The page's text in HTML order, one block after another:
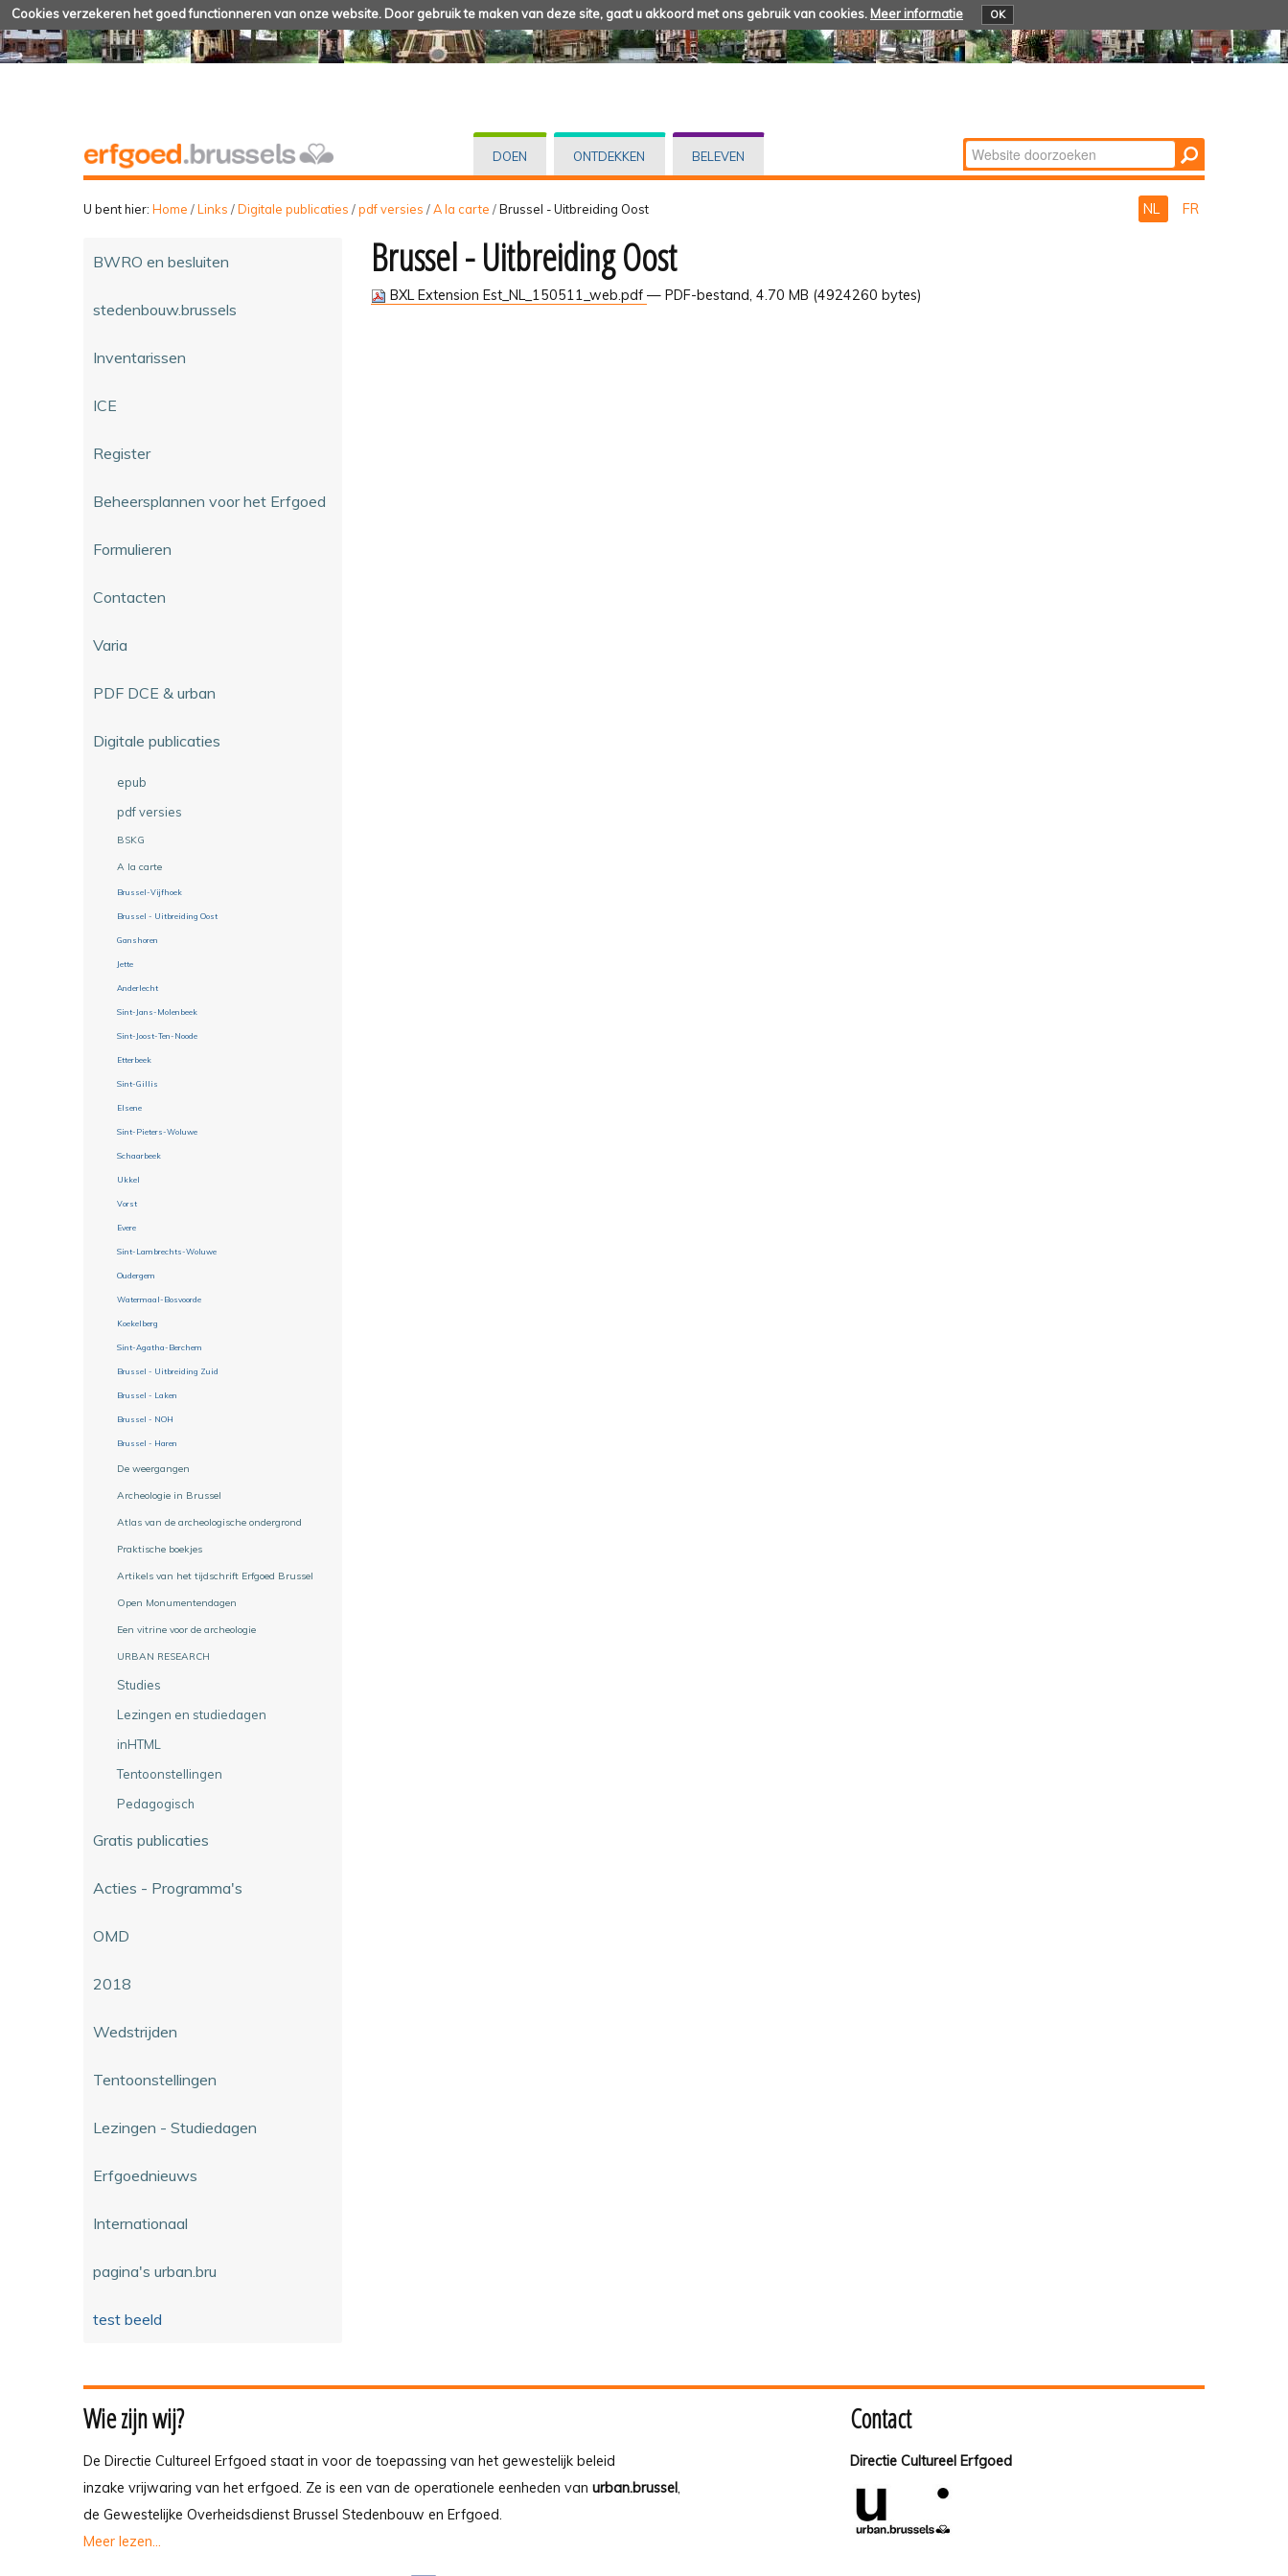
Cookies verzekeren het goed functionneren van onze website. Door gebruik te maken van deze site, gaat u akkoord met ons gebruik van cookies. Meer informatie OK
DOEN ONTDEKKEN BELEVEN Zoek
Geavanceerd
U bent hier: Home /Links /Digitale publicaties /pdf versies /A la carte /Brussel - Uitbreiding Oost NL FR
BWRO en besluiten
stedenbouw.brussels
Inventarissen
ICE
Register
Beheersplannen voor het Erfgoed
Formulieren
Contacten
Varia
PDF DCE & urban
Digitale publicaties
epub
pdf versies
BSKG
A la carte
Brussel-Vijfhoek
Brussel - Uitbreiding Oost
Ganshoren
Jette
Anderlecht
Sint-Jans-Molenbeek
Sint-Joost-Ten-Noode
Etterbeek
Sint-Gillis
Elsene
Sint-Pieters-Woluwe
Schaarbeek
Ukkel
Vorst
Evere
Sint-Lambrechts-Woluwe
Oudergem
Watermaal-Bosvoorde
Koekelberg
Sint-Agatha-Berchem
Brussel - Uitbreiding Zuid
Brussel - Laken
Brussel - NOH
Brussel - Haren
De weergangen
Archeologie in Brussel
Atlas van de archeologische ondergrond
Praktische boekjes
Artikels van het tijdschrift Erfgoed Brussel
Open Monumentendagen
Een vitrine voor de archeologie
URBAN RESEARCH
Studies
Lezingen en studiedagen
inHTML
Tentoonstellingen
Pedagogisch
Gratis publicaties
Acties - Programma's
OMD
2018
Wedstrijden
Tentoonstellingen
Lezingen - Studiedagen
Erfgoednieuws
Internationaal
pagina's urban.bru
test beeld
Brussel - Uitbreiding Oost
BXL Extension Est_NL_150511_web.pdf — PDF-bestand, 4.70 MB (4924260 bytes)
Wie zijn wij?
De Directie Cultureel Erfgoed staat in voor de toepassing van het gewestelijk beleid
inzake vrijwaring van het erfgoed. Ze is een van de operationele eenheden van urban.brussel,
de Gewestelijke Overheidsdienst Brussel Stedenbouw en Erfgoed.
Meer lezen...
Contact
Directie Cultureel Erfgoed